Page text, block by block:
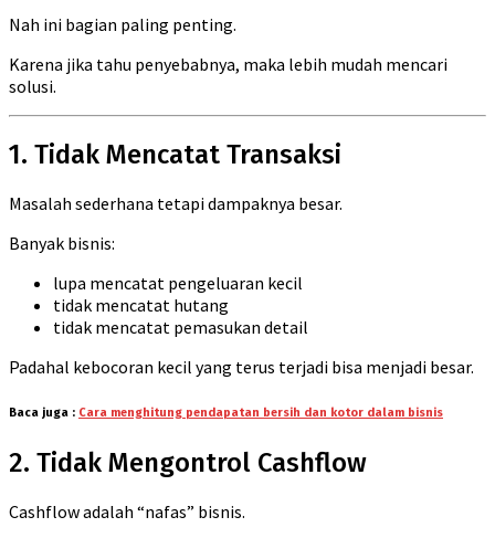
Nah ini bagian paling penting.
Karena jika tahu penyebabnya, maka lebih mudah mencari
solusi.
1. Tidak Mencatat Transaksi
Masalah sederhana tetapi dampaknya besar.
Banyak bisnis:
lupa mencatat pengeluaran kecil
tidak mencatat hutang
tidak mencatat pemasukan detail
Padahal kebocoran kecil yang terus terjadi bisa menjadi besar.
Baca juga : Cara menghitung pendapatan bersih dan kotor dalam bisnis
2. Tidak Mengontrol Cashflow
Cashflow adalah “nafas” bisnis.